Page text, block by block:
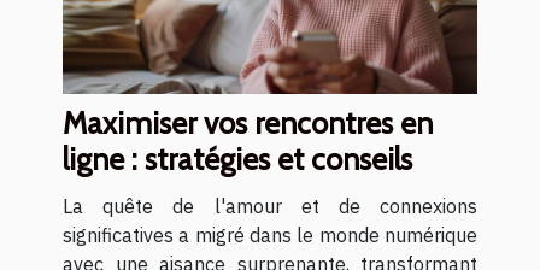
Maximiser vos rencontres en
ligne : stratégies et conseils
La quête de l'amour et de connexions
significatives a migré dans le monde numérique
avec une aisance surprenante, transformant